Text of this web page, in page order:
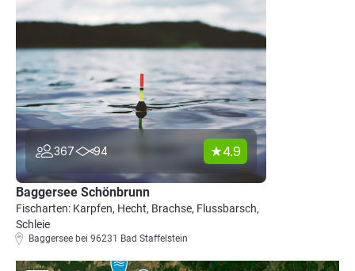
367 94 4.9
Baggersee Schönbrunn
Fischarten: Karpfen, Hecht, Brachse, Flussbarsch,
Schleie
Baggersee bei 96231 Bad Staffelstein